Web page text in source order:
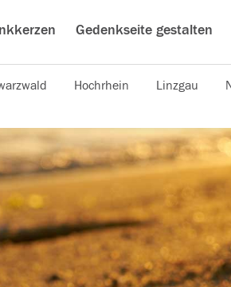
Gedenkseite gestalten
Hochrhein Linzgau